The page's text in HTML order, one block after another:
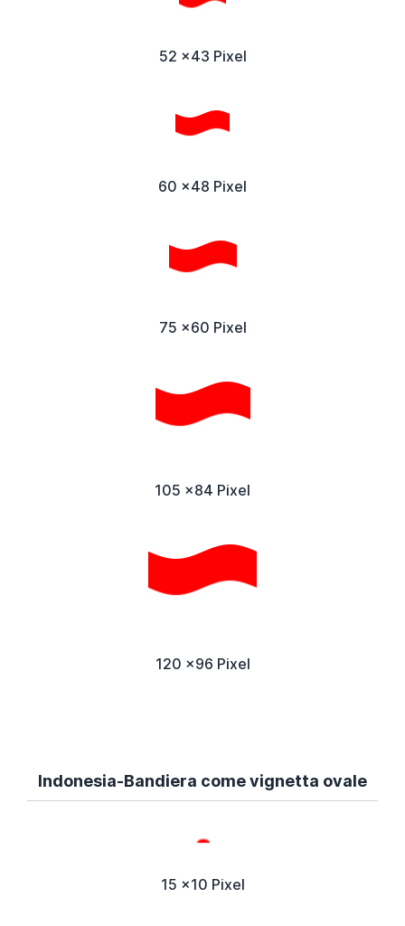
52 x43 Pixel
60 x48 Pixel
75 x60 Pixel
105 x84 Pixel
120 x96 Pixel
Indonesia-Bandiera come vignetta ovale
15 x10 Pixel